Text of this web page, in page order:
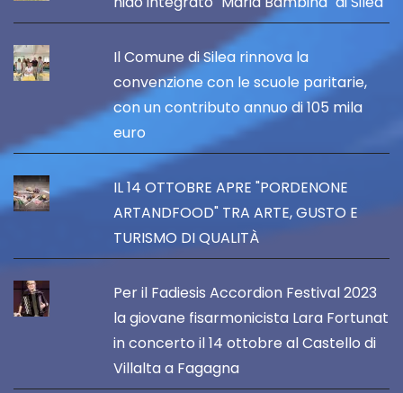
Il Comune di Silea rinnova la
convenzione con le scuole paritarie,
con un contributo annuo di 105 mila
euro
IL 14 OTTOBRE APRE "PORDENONE
ARTANDFOOD" TRA ARTE, GUSTO E
TURISMO DI QUALITÀ
Per il Fadiesis Accordion Festival 2023
la giovane fisarmonicista Lara Fortunat
in concerto il 14 ottobre al Castello di
Villalta a Fagagna